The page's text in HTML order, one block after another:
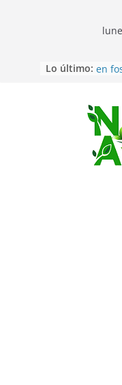
Lo último:
con